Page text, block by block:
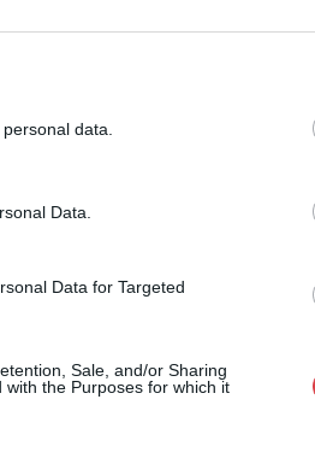
data.
Data.
Data for Targeted
Sale, and/or Sharing
the Purposes for which it
A maradandó értéket keresők,
mindent, amivel visszahozhatja a
tárgyai között.
az igazán értékes, és
választékunkkal. Szeretettel várjuk,
TOVÁBBI MŰTÁRGYAI